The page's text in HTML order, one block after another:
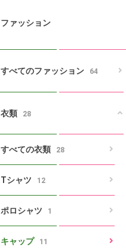
ファッション
すべてのファッション 64
衣類 28
すべての衣類 28
Tシャツ 12
ポロシャツ 1
キャップ 11